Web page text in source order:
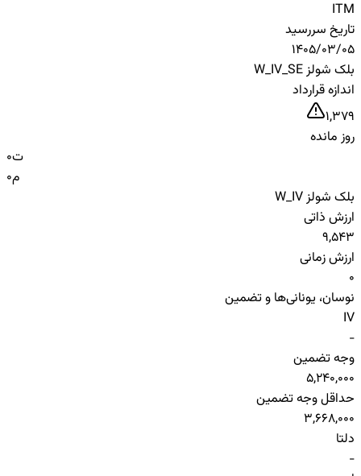
ITM
تاریخ سررسید
1405/03/05
بلک شولز W_IV_SE
اندازه قرارداد
1,379
روز مانده
0ت
0م
بلک شولز W_IV
ارزش ذاتی
9,543
ارزش زمانی
0
نوسان، یونانی‌ها و تضمین
IV
-
وجه تضمین
5,240,000
حداقل وجه تضمین
3,668,000
دلتا
-